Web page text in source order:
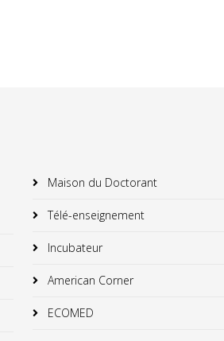
Maison du Doctorant
Télé-enseignement
Incubateur
American Corner
ECOMED